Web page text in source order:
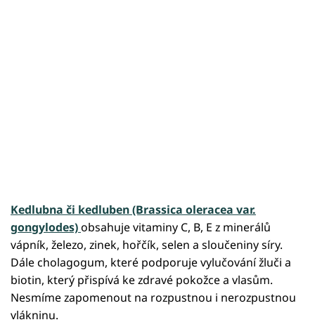
Kedlubna či kedluben (Brassica oleracea var.
gongylodes)obsahuje vitaminy C, B, E z minerálů
vápník, železo, zinek, hořčík, selen a sloučeniny síry.
Dále cholagogum, které podporuje vylučování žluči a
biotin, který přispívá ke zdravé pokožce a vlasům.
Nesmíme zapomenout na rozpustnou i nerozpustnou
vlákninu.